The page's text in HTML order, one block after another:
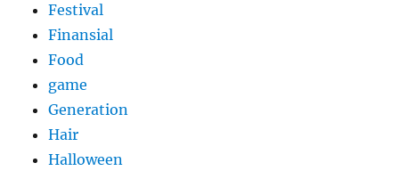
Festival
Finansial
Food
game
Generation
Hair
Halloween